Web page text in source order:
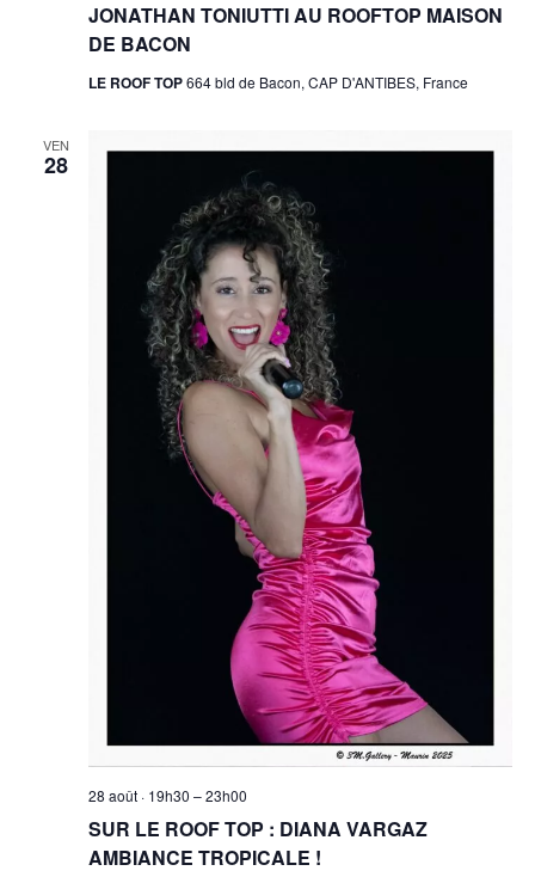
JONATHAN TONIUTTI AU ROOFTOP MAISON
DE BACON
LE ROOF TOP664 bld de Bacon, CAP D'ANTIBES, France
VEN
28
SUR LE ROOF TOP : DIANA VARGAZ
AMBIANCE TROPICALE !
28 août · 19h30 –23h00